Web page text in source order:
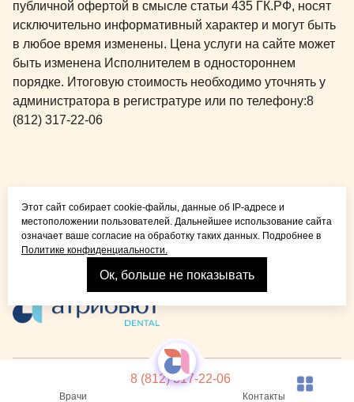
Врачи
8 (812) 317-22-06
Контакты
публичной офертой в смысле статьи 435 ГК.РФ, носят
исключительно информативный характер и могут быть
в любое время изменены. Цена услуги на сайте может
быть изменена Исполнителем в одностороннем
порядке. Итоговую стоимость необходимо уточнять у
администратора в регистратуре или по телефону:8
(812) 317-22-06
детей и взрослых
Взрослая стоматология
© 2026 Детская стоматология Atribeaute KIDSЛицензия
Политика конфиденциальности Карта сайта
Этот сайт собирает cookie-файлы, данные об IP-адресе и
местоположении пользователей. Дальнейшее использование сайта
означает ваше согласие на обработку таких данных. Подробнее в
Политике конфиденциальности.
Ок, больше не показывать